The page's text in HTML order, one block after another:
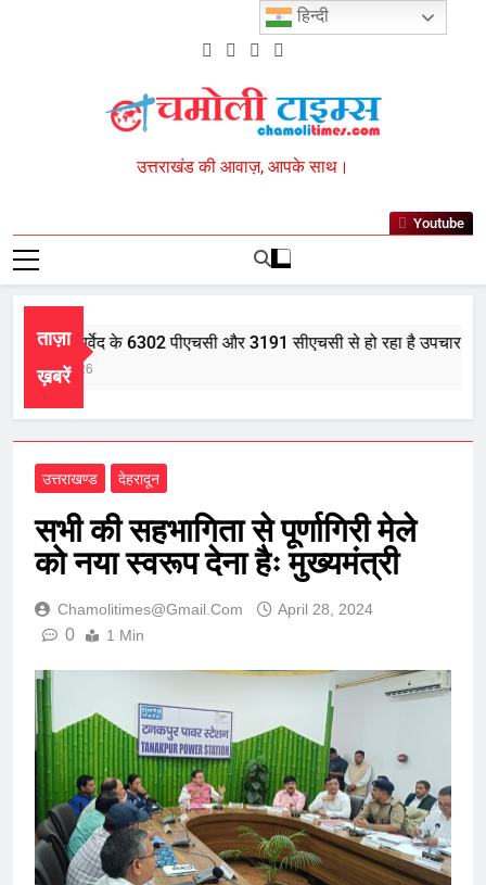
Chamoli Times
उत्तराखंड की आवाज़, आपके साथ।
Youtube
ताज़ा
ख़बरें
भर में आयुर्वेद के 6302 पीएचसी और 3191 सीएचसी से हो रहा है उपचार
5, 2026
उत्तराखण्ड देहरादून
सभी की सहभागिता से पूर्णागिरी मेले
को नया स्वरूप देना हैः मुख्यमंत्री
Chamolitimes@gmail.com April 28, 2024
0 1 Min
हिन्दी